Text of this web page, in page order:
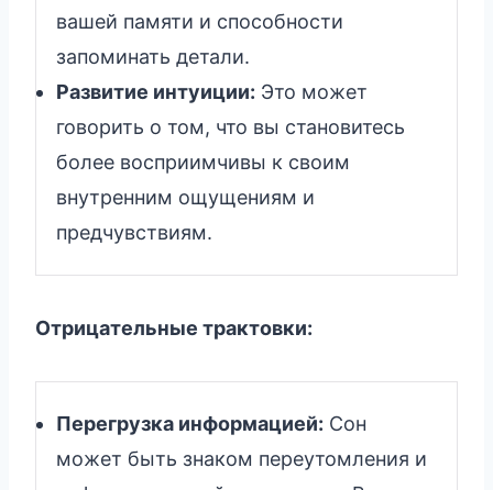
вашей памяти и способности
запоминать детали.
Развитие интуиции: Это может
говорить о том, что вы становитесь
более восприимчивы к своим
внутренним ощущениям и
предчувствиям.
Отрицательные трактовки:
Перегрузка информацией: Сон
может быть знаком переутомления и